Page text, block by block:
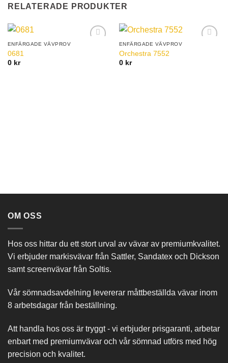
RELATERADE PRODUKTER
ENFÄRGADE VÄVPROV
0681
0 kr
ENFÄRGADE VÄVPROV
Orchestra 7552
0 kr
OM OSS
Hos oss hittar du ett stort urval av vävar av premiumkvalitet.
Vi erbjuder markisvävar från Sattler, Sandatex och Dickson
samt screenvävar från Soltis.
Vår sömnadsavdelning levererar måttbeställda vävar inom
8 arbetsdagar från beställning.
Att handla hos oss är tryggt - vi erbjuder prisgaranti, arbetar
enbart med premiumvävar och vår sömnad utförs med hög
precision och kvalitet.